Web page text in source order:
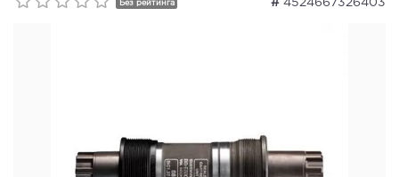
# 4524667326403
Без рейтинга